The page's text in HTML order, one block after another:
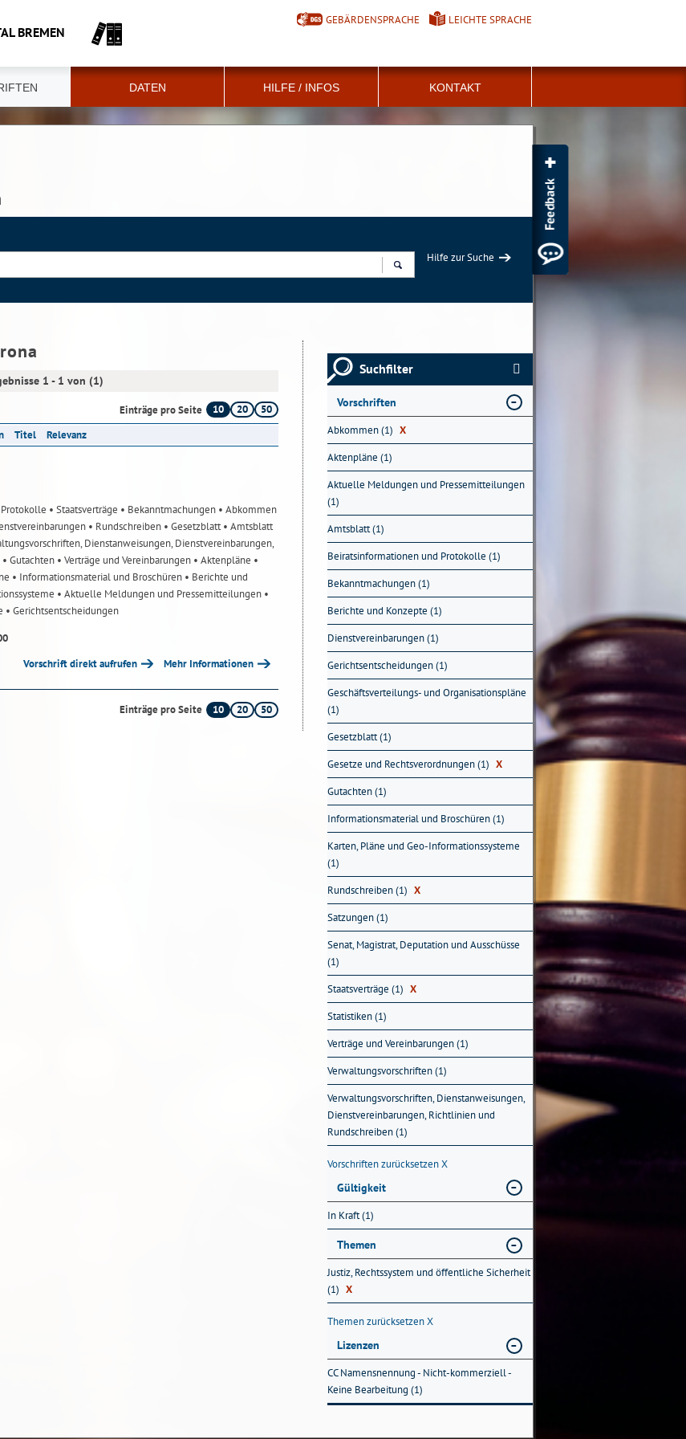
BREMEN
GEBÄRDENSPRACHE LEICHTE SPRACHE
DATEN HILFE / INFOS KONTAKT
Hilfe zur Suche
1 - 1 von (1)
Einträge pro Seite 10 20
50
Titel Relevanz
• Staatsverträge • Bekanntmachungen • Abkommen
• Rundschreiben • Gesetzblatt• Amtsblatt
Dienstanweisungen, Dienstvereinbarungen,
• Gutachten • Verträge und Vereinbarungen • Aktenpläne •
• Informationsmaterial und Broschüren • Berichte und
• Aktuelle Meldungen und Pressemitteilungen •
• Gerichtsentscheidungen
Vorschrift direkt aufrufen Mehr Informationen
Einträge pro Seite 10 20 50
Suchfilter
Vorschriften
Abkommen (1) X
Aktenpläne (1)
Aktuelle Meldungen und Pressemitteilungen
(1)
Amtsblatt (1)
Beiratsinformationen und Protokolle (1)
Bekanntmachungen (1)
Berichte und Konzepte (1)
Dienstvereinbarungen (1)
Gerichtsentscheidungen (1)
Geschäftsverteilungs- und Organisationspläne
(1)
Gesetzblatt (1)
Gesetze und Rechtsverordnungen (1) X
Gutachten (1)
Informationsmaterial und Broschüren (1)
Karten, Pläne und Geo-Informationssysteme
(1)
Rundschreiben (1) X
Satzungen (1)
Senat, Magistrat, Deputation und Ausschüsse
(1)
Staatsverträge (1) X
Statistiken (1)
Verträge und Vereinbarungen (1)
Verwaltungsvorschriften (1)
Verwaltungsvorschriften, Dienstanweisungen,
Dienstvereinbarungen, Richtlinien und
Rundschreiben (1)
Vorschriften zurücksetzenX
Gültigkeit
In Kraft (1)
Themen
Justiz, Rechtssystem und öffentliche Sicherheit
(1) X
Themen zurücksetzenX
Lizenzen
CC Namensnennung - Nicht-kommerziell -
Keine Bearbeitung (1)